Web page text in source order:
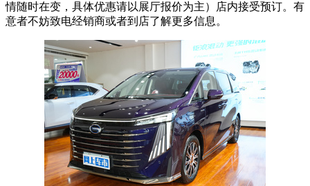
情随时在变，具体优惠请以展厅报价为主）店内接受预订。有
意者不妨致电经销商或者到店了解更多信息。